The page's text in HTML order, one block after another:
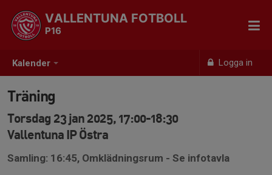
Kalender Logga in
VALLENTUNA FOTBOLL
P16
Träning
Torsdag 23 jan 2025, 17:00-18:30
Vallentuna IP Östra
Samling: 16:45, Omklädningsrum - Se infotavla